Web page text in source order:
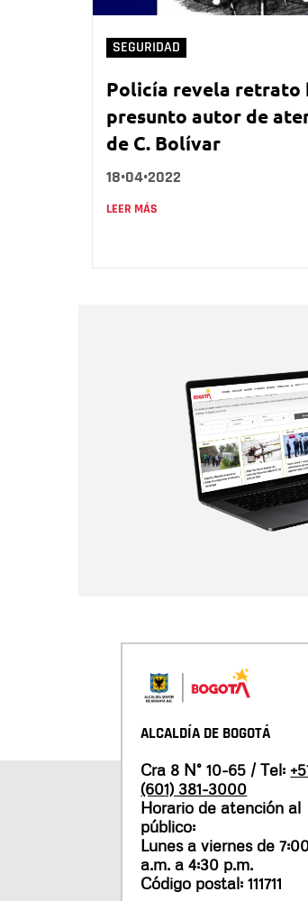
SEGURIDAD
Policía revela retrato
presunto autor de
de C. Bolívar
18•04•2022
LEER MÁS
ALCALDÍA DE BOGOTÁ
Cra 8 N° 10-65 / Tel:
(601) 381-3000
Horario de atención al
público:
Lunes a viernes de
a.m. a 4:30 p.m.
Código postal: 111711